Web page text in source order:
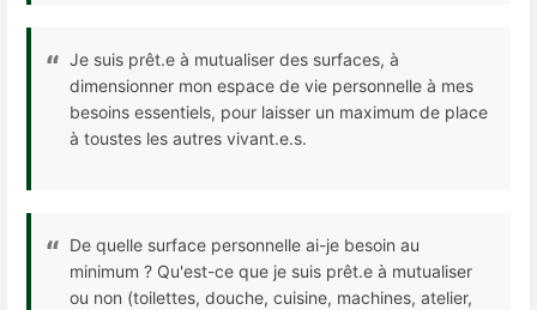
Je suis prêt.e à mutualiser des surfaces, à
dimensionner mon espace de vie personnelle à mes
besoins essentiels, pour laisser un maximum de place
à toustes les autres vivant.e.s.
De quelle surface personnelle ai-je besoin au
minimum ? Qu'est-ce que je suis prêt.e à mutualiser
ou non (toilettes, douche, cuisine, machines, atelier,